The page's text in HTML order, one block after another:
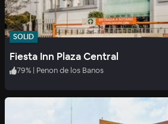
SOLID
Fiesta Inn Plaza Central
79% | Penon de los Banos